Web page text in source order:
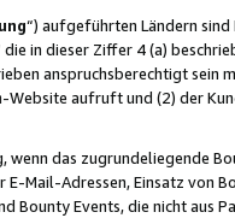
“) aufgeführten Ländern
die in dieser Ziffer 4 (a)
anspruchsberechtigt sein
aufruft und (2) der
das zugrundeliegende
Mail-Adressen, Einsatz von
Bounty Events, die nicht